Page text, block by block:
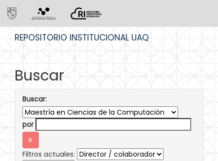
REPOSITORIO INSTITUCIONAL UAQ
Buscar
Buscar:
por
Filtros actuales: